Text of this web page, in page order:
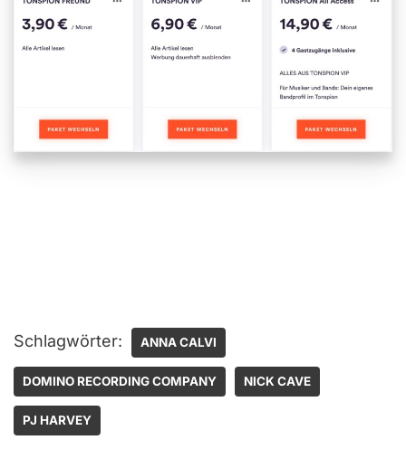
Schlagwörter: ANNA CALVI
DOMINO RECORDING COMPANY NICK CAVE
PJ HARVEY